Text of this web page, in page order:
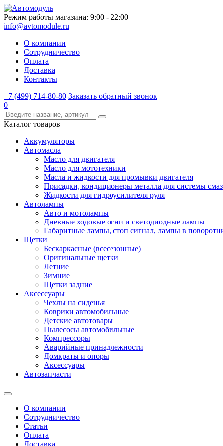
Режим работы магазина: 9:00 - 22:00
info@avtomodule.ru
О компании
Сотрудничество
Оплата
Доставка
Контакты
+7 (499) 714-80-80 Заказать обратный звонок
0
Каталог товаров
Аккумуляторы
Автомасла
Масло для двигателя
Масло для мототехники
Масла и жидкости для промывки двигателя
Присадки, кондиционеры металла для системы
Жидкости для гидроусилителя руля
Автолампы
Авто и мотолампы
Дневные ходовые огни и светодиодные лампы
Габаритные лампы, стоп сигнал, лампы в
Щетки
Бескаркасные (всесезонные)
Оригинальные щетки
Летние
Зимние
Щетки задние
Аксессуары
Чехлы на сиденья
Коврики автомобильные
Детские автотовары
Пылесосы автомобильные
Компрессоры
Аварийные принадлежности
Домкраты и опоры
Аксессуары
Автозапчасти
О компании
Сотрудничество
Статьи
Оплата
Доставка